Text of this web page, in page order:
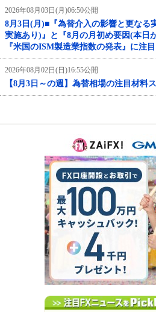
2026年08月03日(月)06:50公開
8月3日(月)■『為替介入の影響と更なる
実施あり)』と『8月の月初め要因(本日
『米国のISM製造業指数の発表』に注目
2026年08月02日(日)16:55公開
【8月3日～の週】為替相場の注目材料